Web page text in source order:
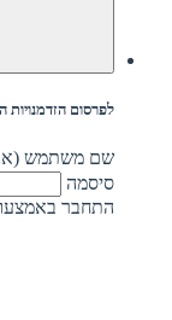
לפרסום הזדמנויות
שם משתמש
סיסמה
התחבר